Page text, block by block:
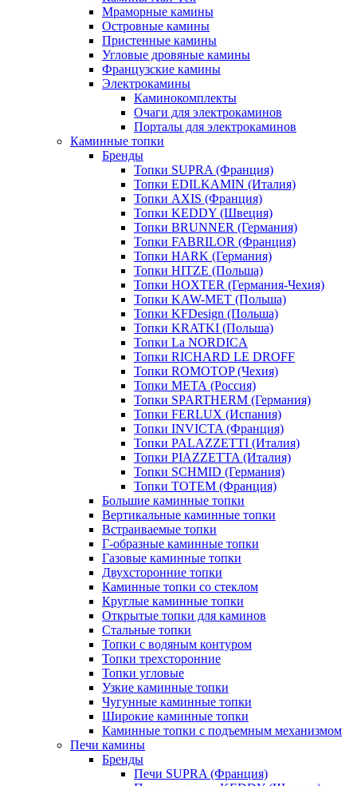
Мраморные камины
Островные камины
Пристенные камины
Угловые дровяные камины
Французские камины
Электрокамины
Каминокомплекты
Очаги для электрокаминов
Порталы для электрокаминов
Каминные топки
Бренды
Топки SUPRA (Франция)
Топки EDILKAMIN (Италия)
Топки AXIS (Франция)
Топки KEDDY (Швеция)
Топки BRUNNER (Германия)
Топки FABRILOR (Франция)
Топки HARK (Германия)
Топки HITZE (Польша)
Топки HOXTER (Германия-Чехия)
Топки KAW-MET (Польша)
Топки KFDesign (Польша)
Топки KRATKI (Польша)
Топки La NORDICA
Топки RICHARD LE DROFF
Топки ROMOTOP (Чехия)
Топки МЕТА (Россия)
Топки SPARTHERM (Германия)
Топки FERLUX (Испания)
Топки INVICTA (Франция)
Топки PALAZZETTI (Италия)
Топки PIAZZETTA (Италия)
Топки SCHMID (Германия)
Топки TOTEM (Франция)
Большие каминные топки
Вертикальные каминные топки
Встраиваемые топки
Г-образные каминные топки
Газовые каминные топки
Двухсторонние топки
Каминные топки со стеклом
Круглые каминные топки
Открытые топки для каминов
Стальные топки
Топки с водяным контуром
Топки трехсторонние
Топки угловые
Узкие каминные топки
Чугунные каминные топки
Широкие каминные топки
Каминные топки с подъемным механизмом
Печи камины
Бренды
Печи SUPRA (Франция)